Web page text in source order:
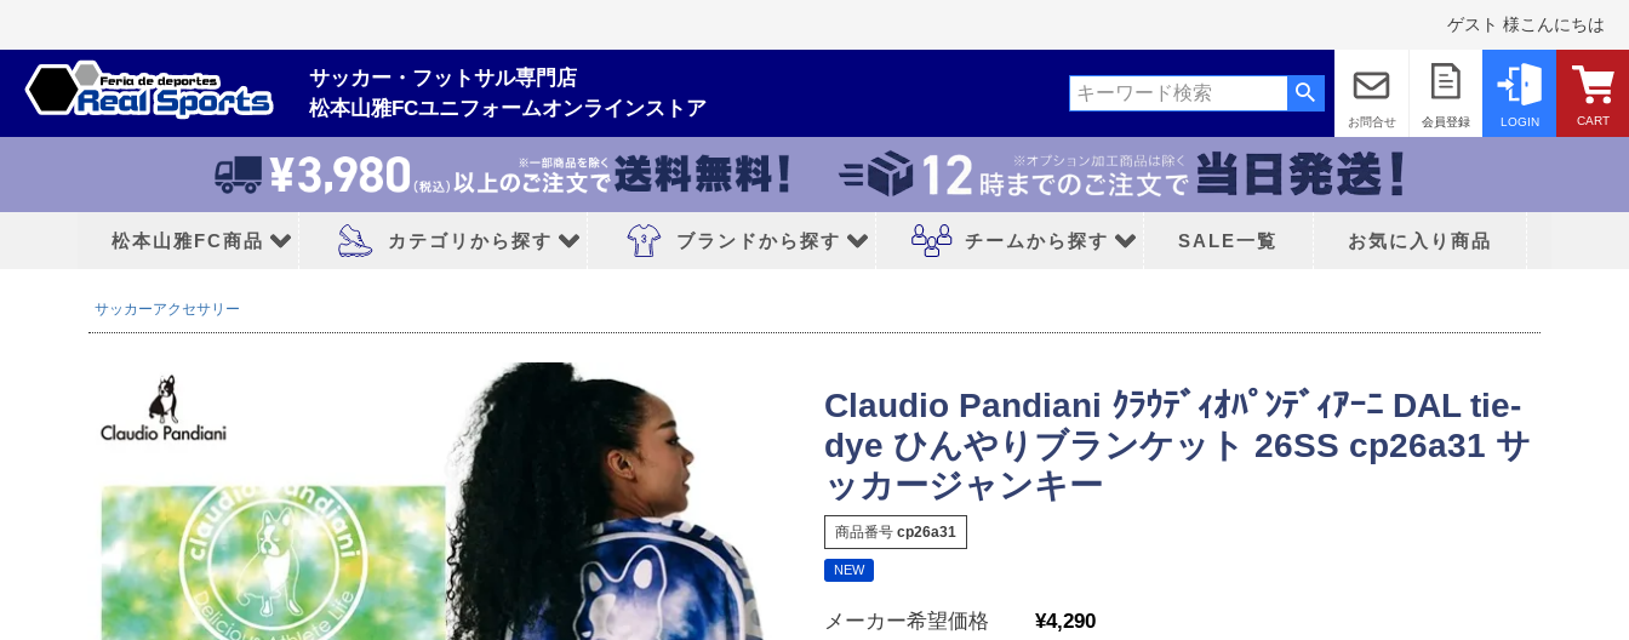
ゲスト 様こんにちは
サッカー・フットサル専門店
松本山雅FCユニフォームオンラインストア
お問合せ 会員登録 LOGIN CART
松本山雅FC商品
松本山雅FCユニフォーム
2026/27シーズン
2026シーズン
2024シーズン
adidas x 松本山雅FC
カテゴリから探す
サッカースパイク
トレーニングシューズ
フットサルシューズ
ランニングシューズ
サンダル|カジュアルシューズ
ジュニア用フットボールシューズ
ブランドから探す
adidas｜アディダス
MIZUNO｜ミズノ
PUMA｜プーマ
asics｜アシックス
New Balance｜ニューバランス
UMBRO｜アンブロ
チームから探す
レアルマドリード
FCバルセロナ
アトレチコマドリッド
マンチェスターシティFC
リバプールFC
マンチェスターユナイテッド
SALE一覧 お気に入り商品
サッカーアクセサリー
Claudio Pandiani ｸﾗｳﾃﾞｨｵﾊﾟﾝﾃﾞｨｱｰﾆ DAL tie-
dye ひんやりブランケット 26SS cp26a31 サ
ッカージャンキー
商品番号 cp26a31
NEW
メーカー希望価格 ¥4,290